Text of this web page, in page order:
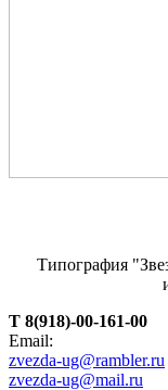
Типография
T 8(918)-00-161-00
Email:
zvezda-ug@rambler.ru
zvezda-ug@mail.ru